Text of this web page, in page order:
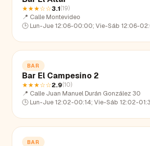
★★★☆☆3.1(19)
📍 Calle Montevideo
🕒 Lun-Jue 12:06-00:00; Vie-Sáb 12:06-02:01;
BAR
Bar El Campesino 2
★★★☆☆2.9(10)
📍 Calle Juan Manuel Durán González 30
🕒 Lun-Jue 12:02-00:14; Vie-Sáb 12:02-01:34;
BAR